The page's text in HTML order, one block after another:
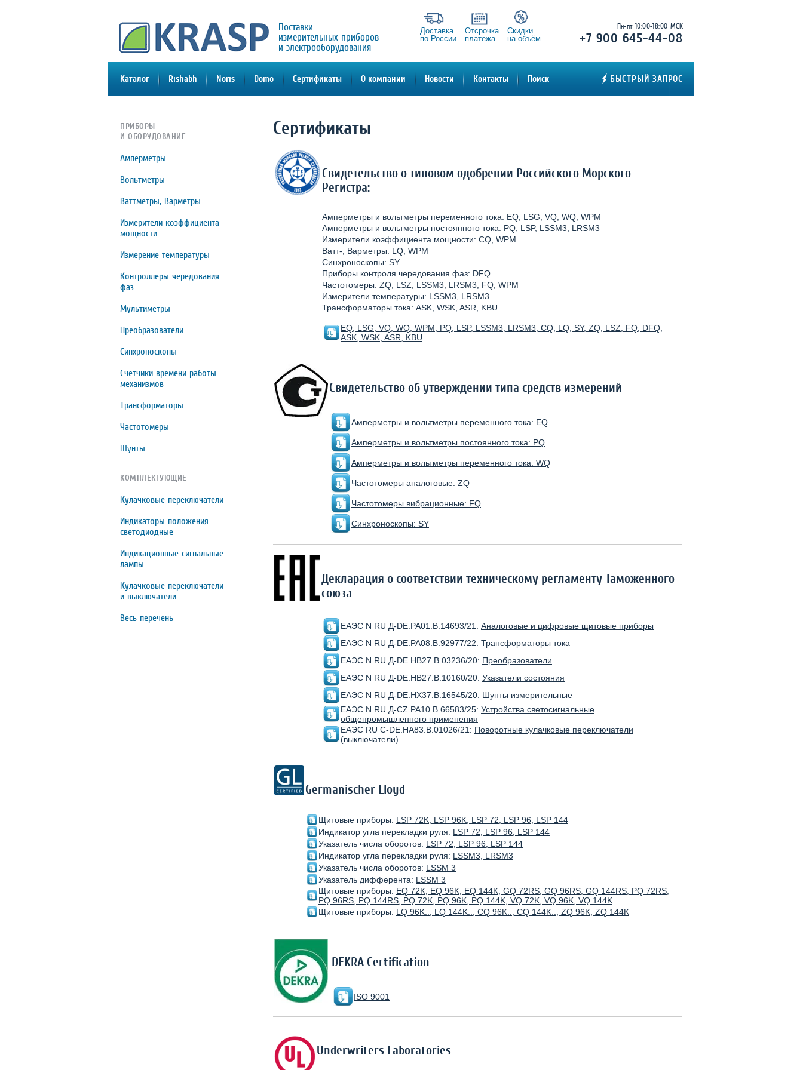
Каталог Rishabh Noris Domo Сертификаты О компании Новости Контакты Поиск БЫСТРЫЙ ЗАПРОС
Поставки
измерительных приборов
и электрооборудования
Пн-пт 10:00-18:00 МСК
+7 900 645-44-08
Доставка
по России
Отсрочка
платежа
Скидки
на объём
Сертификаты
Свидетельство о типовом одобрении Российского Морского
Регистра:
Амперметры и вольтметры переменного тока: EQ, LSG, VQ, WQ, WPM
Амперметры и вольтметры постоянного тока: PQ, LSP, LSSM3, LRSM3
Измерители коэффициента мощности: CQ, WPM
Ватт-, Варметры: LQ, WPM
Синхроноскопы: SY
Приборы контроля чередования фаз: DFQ
Частотомеры: ZQ, LSZ, LSSM3, LRSM3, FQ, WPM
Измерители температуры: LSSM3, LRSM3
Трансформаторы тока: ASK, WSK, ASR, KBU
EQ, LSG, VQ, WQ, WPM, PQ, LSP, LSSM3, LRSM3, CQ, LQ, SY, ZQ, LSZ, FQ, DFQ,
ASK, WSK, ASR, KBU
Свидетельство об утверждении типа средств измерений
Амперметры и вольтметры переменного тока: EQ
Амперметры и вольтметры постоянного тока: PQ
Амперметры и вольтметры переменного тока: WQ
Частотомеры аналоговые: ZQ
Частотомеры вибрационные: FQ
Синхроноскопы: SY
Декларация о соответствии техническому регламенту Таможенного
союза
ЕАЭС N RU Д-DE.РА01.В.14693/21: Аналоговые и цифровые щитовые приборы
ЕАЭС N RU Д-DE.РА08.В.92977/22: Трансформаторы тока
ЕАЭС N RU Д-DE.НВ27.В.03236/20: Преобразователи
ЕАЭС N RU Д-DE.НВ27.В.10160/20: Указатели состояния
ЕАЭС N RU Д-DE.НХ37.В.16545/20: Шунты измерительные
ЕАЭС N RU Д-CZ.РА10.В.66583/25: Устройства светосигнальные
общепромышленного применения
ЕАЭС RU C-DE.HA83.В.01026/21: Поворотные кулачковые переключатели
(выключатели)
Germanischer Lloyd
Щитовые приборы: LSP 72K, LSP 96K, LSP 72, LSP 96, LSP 144
Индикатор угла перекладки руля: LSP 72, LSP 96, LSP 144
Указатель числа оборотов: LSP 72, LSP 96, LSP 144
Индикатор угла перекладки руля: LSSM3, LRSM3
Указатель числа оборотов: LSSM 3
Указатель дифферента: LSSM 3
Щитовые приборы: EQ 72K, EQ 96K, EQ 144K, GQ 72RS, GQ 96RS, GQ 144RS, PQ 72RS,
PQ 96RS, PQ 144RS, PQ 72K, PQ 96K, PQ 144K, VQ 72K, VQ 96K, VQ 144K
Щитовые приборы: LQ 96K.., LQ 144K.., CQ 96K.., CQ 144K.., ZQ 96K, ZQ 144K
DEKRA Certification
ISO 9001
Underwriters Laboratories
ПРИБОРЫ
И ОБОРУДОВАНИЕ
Амперметры
Вольтметры
Ваттметры, Варметры
Измерители коэффициента
мощности
Измерение температуры
Контроллеры чередования
фаз
Мультиметры
Преобразователи
Синхроноскопы
Счетчики времени работы
механизмов
Трансформаторы
Частотомеры
Шунты
КОМПЛЕКТУЮЩИЕ
Кулачковые переключатели
Индикаторы положения
светодиодные
Индикационные сигнальные
лампы
Кулачковые переключатели
и выключатели
Весь перечень